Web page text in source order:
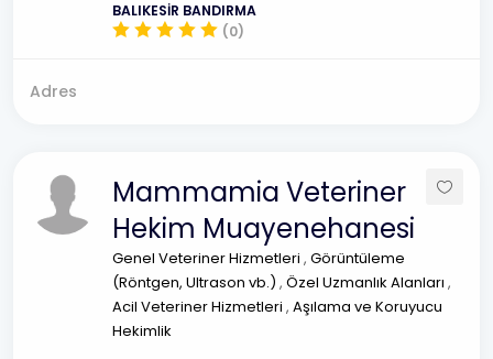
BALIKESİR BANDIRMA
(0)
Adres
Mammamia Veteriner
Hekim Muayenehanesi
Genel Veteriner Hizmetleri , Görüntüleme
(Röntgen, Ultrason vb.) , Özel Uzmanlık Alanları ,
Acil Veteriner Hizmetleri , Aşılama ve Koruyucu
Hekimlik